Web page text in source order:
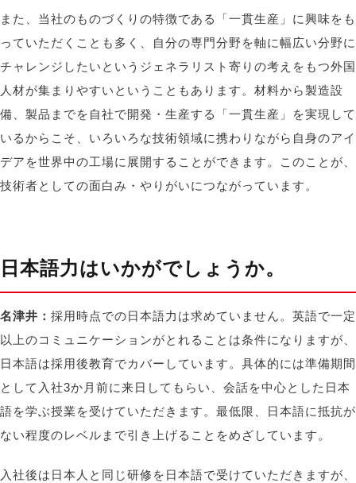
また、当社のものづくりの特徴である「一貫生産」に興味をも
っていただくことも多く、自分の専門分野を軸に幅広い分野に
チャレンジしたいというジェネラリスト寄りの考えをもつ外国
人材が集まりやすいということもあります。材料から製造設
備、製品までを自社で開発・生産する「一貫生産」を実現して
いるからこそ、いろいろな技術領域に携わりながら自身のアイ
デアを世界中の工場に展開することができます。このことが、
技術者としての面白み・やりがいにつながっています。
日本語力はいかがでしょうか。
名津井： 採用時点での日本語力は求めていません。英語で一定
以上のコミュニケーションがとれることは条件になりますが、
日本語は採用後教育でカバーしています。具体的には準備期間
として入社3か月前に来日してもらい、会話を中心とした日本
語を学ぶ授業を受けていただきます。最低限、日本語に抵抗が
ない程度のレベルまで引き上げることをめざしています。
入社後は日本人と同じ研修を日本語で受けていただきますが、